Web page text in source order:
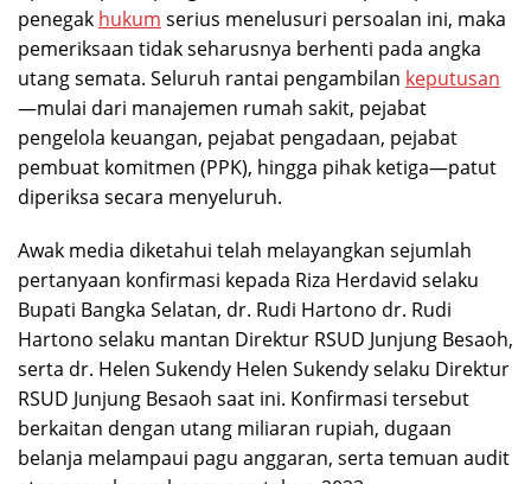
penegak hukum serius menelusuri persoalan ini, maka
pemeriksaan tidak seharusnya berhenti pada angka
utang semata. Seluruh rantai pengambilan keputusan
—mulai dari manajemen rumah sakit, pejabat
pengelola keuangan, pejabat pengadaan, pejabat
pembuat komitmen (PPK), hingga pihak ketiga—patut
diperiksa secara menyeluruh.
Awak media diketahui telah melayangkan sejumlah
pertanyaan konfirmasi kepada Riza Herdavid selaku
Bupati Bangka Selatan, dr. Rudi Hartono dr. Rudi
Hartono selaku mantan Direktur RSUD Junjung Besaoh,
serta dr. Helen Sukendy Helen Sukendy selaku Direktur
RSUD Junjung Besaoh saat ini. Konfirmasi tersebut
berkaitan dengan utang miliaran rupiah, dugaan
belanja melampaui pagu anggaran, serta temuan audit